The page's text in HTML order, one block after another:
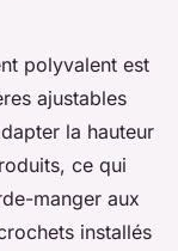
polyvalent est
ajustables
la hauteur
ce qui
manger aux
installés